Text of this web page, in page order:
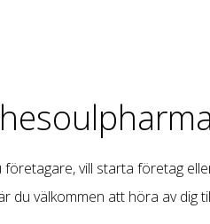
företagare, vill starta företag
du välkommen att höra av dig